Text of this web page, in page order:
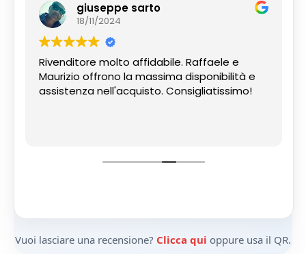
giuseppe sarto
18/11/2024
Rivenditore molto affidabile. Raffaele e
Maurizio offrono la massima disponibilità e
assistenza nell'acquisto. Consigliatissimo!
Vuoi lasciare una recensione? Clicca qui oppure usa il QR.